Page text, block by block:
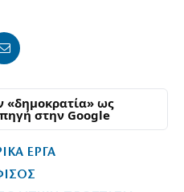
«δημοκρατία» ως
στην Google
ΕΡΓΑ